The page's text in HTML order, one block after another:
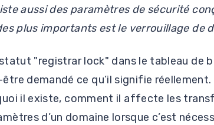
aussi des paramètres de sécurité
plus importants est le verrouillage de
"registrar lock" dans le tableau de
demandé ce qu’il signifie réellement.
il existe, comment il affecte les
d’un domaine lorsque c’est